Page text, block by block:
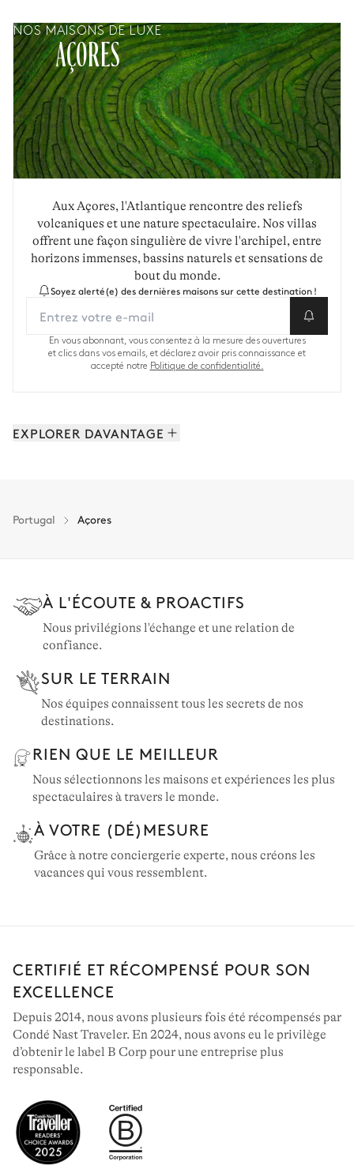
NOS MAISONS DE LUXE
AÇORES
Aux Açores, l'Atlantique rencontre des reliefs
volcaniques et une nature spectaculaire. Nos villas
offrent une façon singulière de vivre l'archipel, entre
horizons immenses, bassins naturels et sensations de
bout du monde.
Soyez alerté(e) des dernières maisons sur cette destination !
En vous abonnant, vous consentez à la mesure des ouvertures
et clics dans vos emails, et déclarez avoir pris connaissance et
accepté notre Politique de confidentialité.
EXPLORER DAVANTAGE
Région de Lisbonne: 19 propriétés
Portugal Açores
À L'ÉCOUTE & PROACTIFS
Nous privilégions l'échange et une relation de
confiance.
SUR LE TERRAIN
Nos équipes connaissent tous les secrets de nos
destinations.
RIEN QUE LE MEILLEUR
Nous sélectionnons les maisons et expériences les plus
spectaculaires à travers le monde.
À VOTRE (DÉ)MESURE
Grâce à notre conciergerie experte, nous créons les
vacances qui vous ressemblent.
CERTIFIÉ ET RÉCOMPENSÉ POUR SON
EXCELLENCE
Depuis 2014, nous avons plusieurs fois été récompensés par
Condé Nast Traveler. En 2024, nous avons eu le privilège
d’obtenir le label B Corp pour une entreprise plus
responsable.